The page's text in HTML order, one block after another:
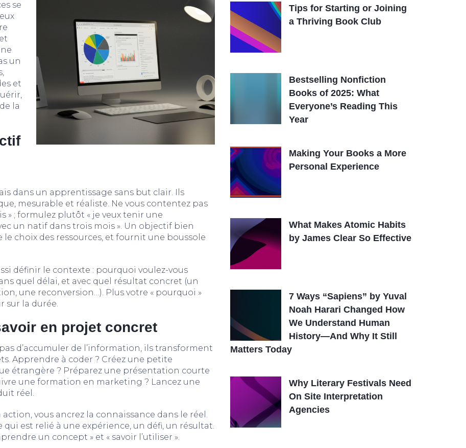
se
un
et
la
dans un apprentissage sans but clair. Ils
mesurable et réaliste. Ne vous contentez pas
» ; formulez plutôt « je veux tenir une
un natif dans trois mois ». Un objectif bien
choix des ressources, et fournit une boussole
définir le contexte : pourquoi voulez-vous
quel délai, et avec quel résultat concret (un
une reconversion…). Plus votre « pourquoi »
sur la durée.
en projet concret
d’accumuler de l’information, ils transforment
Apprendre à coder ? Créez une petite
étrangère ? Préparez une présentation courte
une formation en marketing ? Lancez une
réel.
vous ancrez la connaissance dans le réel.
est relié à une expérience, un défi, un résultat.
un concept » et « savoir l’utiliser ».
Tips for Starting or Joining
a Thriving Book Club
Bestselling Nonfiction
Books of 2025: What
Everyone’s Reading This
Year
Making Your Books a More
Personal Experience
What Makes Atomic Habits
by James Clear So Effective
7 Ways “Sapiens” by Yuval
Noah Harari Changed How
We Understand Human
History—And Why It Still
Matters Today
Why Literary Festivals Need
On Site Interpretation
Agencies